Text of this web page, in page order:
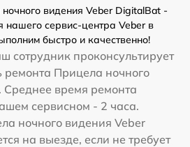
видения Veber DigitalBat -
нашего сервис-центра Veber в
быстро и качественно!
сотрудник проконсультирует
ремонта Прицела ночного
время ремонта
сервисном - 2 часа.
ночного видения Veber
на выезде, если не требует